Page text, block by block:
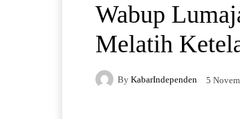
Wabup
Melatih
By KabarIndependen 5